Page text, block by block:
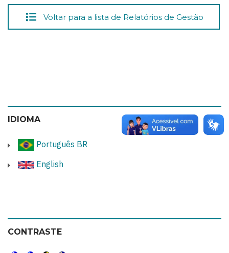
Voltar para a lista de Relatórios de Gestão
IDIOMA
Português BR
English
CONTRASTE